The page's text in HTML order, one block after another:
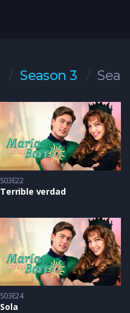
Season 3
S03E22
Terrible verdad
S03E24
Sola